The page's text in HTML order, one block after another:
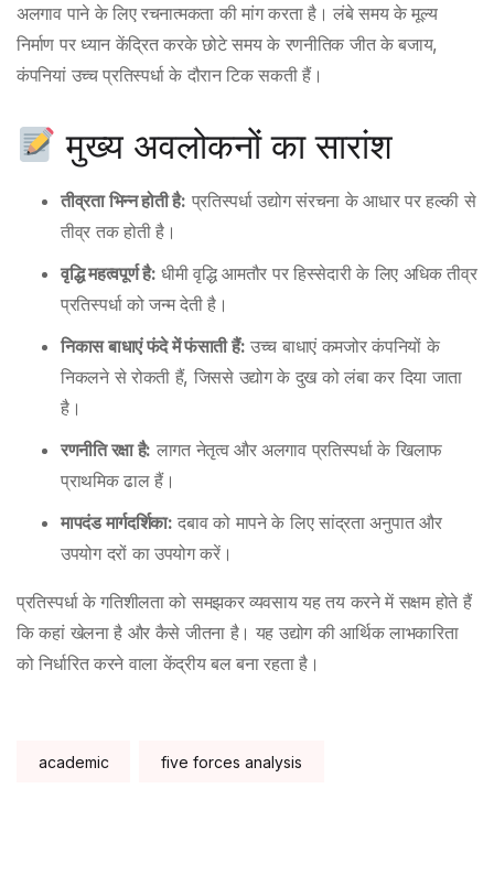
अलगाव पाने के लिए रचनात्मकता की मांग करता है। लंबे समय के मूल्य
निर्माण पर ध्यान केंद्रित करके छोटे समय के रणनीतिक जीत के बजाय,
कंपनियां उच्च प्रतिस्पर्धा के दौरान टिक सकती हैं।
मुख्य अवलोकनों का सारांश
तीव्रता भिन्न होती है: प्रतिस्पर्धा उद्योग संरचना के आधार पर हल्की से
तीव्र तक होती है।
वृद्धि महत्वपूर्ण है: धीमी वृद्धि आमतौर पर हिस्सेदारी के लिए अधिक तीव्र
प्रतिस्पर्धा को जन्म देती है।
निकास बाधाएं फंदे में फंसाती हैं: उच्च बाधाएं कमजोर कंपनियों के
निकलने से रोकती हैं, जिससे उद्योग के दुख को लंबा कर दिया जाता
है।
रणनीति रक्षा है: लागत नेतृत्व और अलगाव प्रतिस्पर्धा के खिलाफ
प्राथमिक ढाल हैं।
मापदंड मार्गदर्शिका: दबाव को मापने के लिए सांद्रता अनुपात और
उपयोग दरों का उपयोग करें।
प्रतिस्पर्धा के गतिशीलता को समझकर व्यवसाय यह तय करने में सक्षम होते हैं
कि कहां खेलना है और कैसे जीतना है। यह उद्योग की आर्थिक लाभकारिता
को निर्धारित करने वाला केंद्रीय बल बना रहता है।
academic five forces analysis